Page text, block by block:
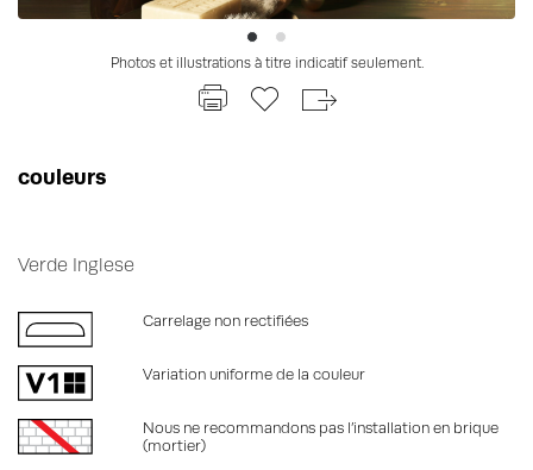
Photos et illustrations à titre indicatif seulement.
couleurs
Verde Inglese
Carrelage non rectifiées
Variation uniforme de la couleur
Nous ne recommandons pas l’installation en brique
(mortier)